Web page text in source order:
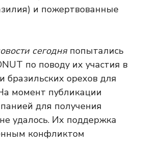
и пожертвованные
сегодня попытались
по поводу их участия в
бразильских орехов для
момент публикации
для получения
удалось. Их поддержка
конфликтом